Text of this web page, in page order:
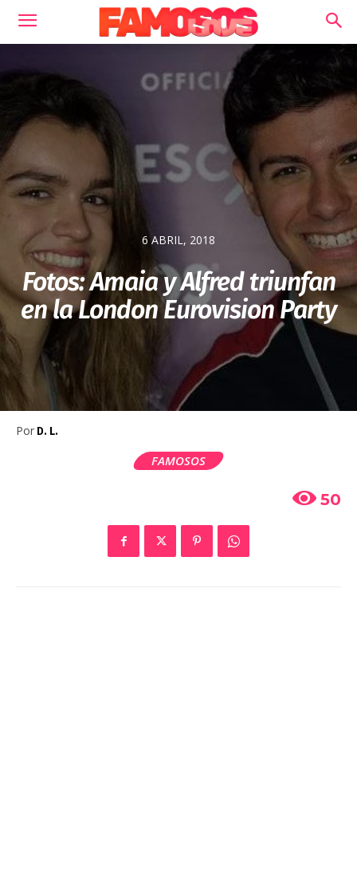
6 ABRIL, 2018
Fotos: Amaia y Alfred triunfan
en la London Eurovision Party
Por D. L.
FAMOSOS
50